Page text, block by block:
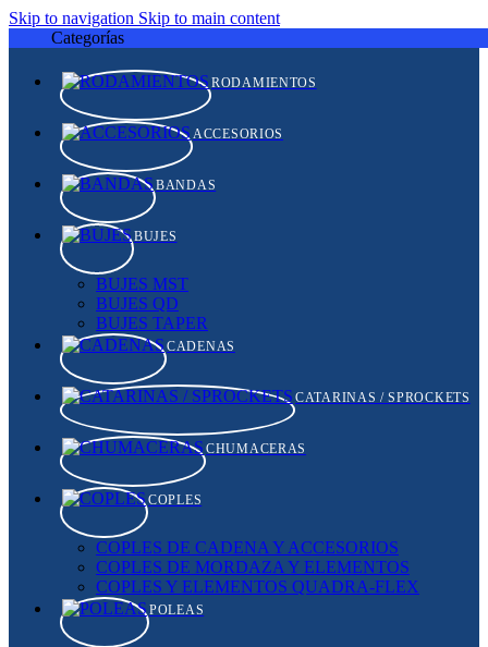
Skip to navigation Skip to main content
Categorías
RODAMIENTOS
ACCESORIOS
BANDAS
BUJES
BUJES MST
BUJES QD
BUJES TAPER
CADENAS
CATARINAS / SPROCKETS
CHUMACERAS
COPLES
COPLES DE CADENA Y ACCESORIOS
COPLES DE MORDAZA Y ELEMENTOS
COPLES Y ELEMENTOS QUADRA-FLEX
POLEAS